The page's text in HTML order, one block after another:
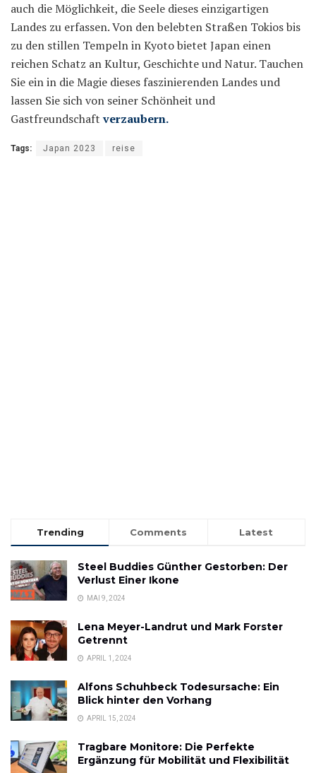
auch die Möglichkeit, die Seele dieses einzigartigen
Landes zu erfassen. Von den belebten Straßen Tokios bis
zu den stillen Tempeln in Kyoto bietet Japan einen
reichen Schatz an Kultur, Geschichte und Natur. Tauchen
Sie ein in die Magie dieses faszinierenden Landes und
lassen Sie sich von seiner Schönheit und
Gastfreundschaftverzaubern.
Tags: Japan 2023 reise
Trending Comments Latest
Steel Buddies Günther Gestorben: Der
Verlust Einer Ikone
MAI 9, 2024
Lena Meyer-Landrut und Mark Forster
Getrennt
APRIL 1, 2024
Alfons Schuhbeck Todesursache: Ein
Blick hinter den Vorhang
APRIL 15, 2024
Tragbare Monitore: Die Perfekte
Ergänzung für Mobilität und Flexibilität